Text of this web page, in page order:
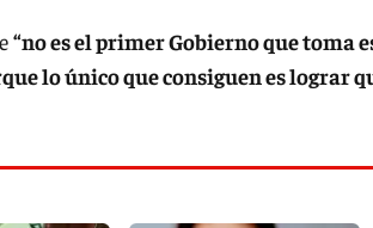
“no es el primer Gobierno que toma
lo único que consiguen es lograr